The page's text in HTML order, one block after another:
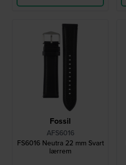
Fossil
AFS6016
FS6016 Neutra 22 mm Svart
lærrem